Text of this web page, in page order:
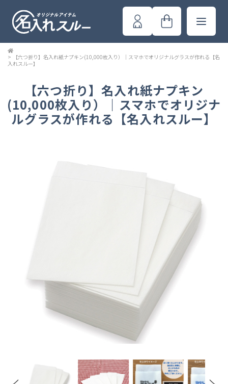
>
【六つ折り】名入れ紙ナプキン(10,000枚入り）｜スマホでオリジナルグラスが作れる【名
入れスルー】
【六つ折り】名入れ紙ナプキン
(10,000枚入り）｜スマホでオリジナ
ルグラスが作れる【名入れスルー】